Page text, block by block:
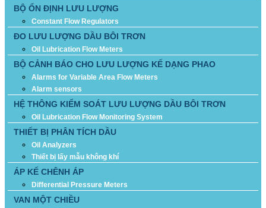
BỘ ỔN ĐỊNH LƯU LƯỢNG
Constant Flow Regulators
ĐO LƯU LƯỢNG DẦU BÔI TRƠN
Oil Lubrication Flow Meters
BỘ CẢNH BÁO CHO LƯU LƯỢNG KẾ DẠNG PHAO
Alarms for Variable Area Flow Meters
Alarm sensors
HỆ THÔNG KIỂM SOÁT LƯU LƯỢNG DẦU BÔI TRƠN
Oil Lubrication Flow Monitoring System
THIẾT BỊ PHÂN TÍCH DẦU
Oil Analyzers
Thiết bị lấy mẫu không khí
ÁP KẾ CHÊNH ÁP
Differential Pressure Meters
VAN MỘT CHIỀU